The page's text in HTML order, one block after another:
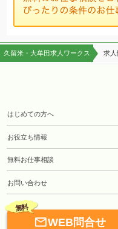
久留米・大牟田求人ワークス 求人
はじめての方へ
お役立ち情報
無料お仕事相談
お問い合わせ
無料
WEB問合せ